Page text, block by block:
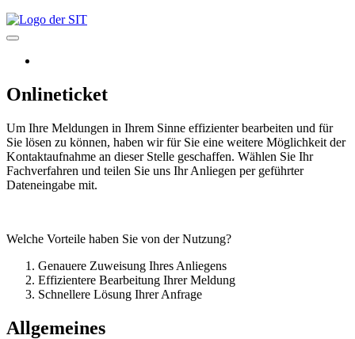
Onlineticket
Um Ihre Meldungen in Ihrem Sinne effizienter bearbeiten und für
Sie lösen zu können, haben wir für Sie eine weitere Möglichkeit der
Kontaktaufnahme an dieser Stelle geschaffen. Wählen Sie Ihr
Fachverfahren und teilen Sie uns Ihr Anliegen per geführter
Dateneingabe mit.
Welche Vorteile haben Sie von der Nutzung?
Genauere Zuweisung Ihres Anliegens
Effizientere Bearbeitung Ihrer Meldung
Schnellere Lösung Ihrer Anfrage
Allgemeines